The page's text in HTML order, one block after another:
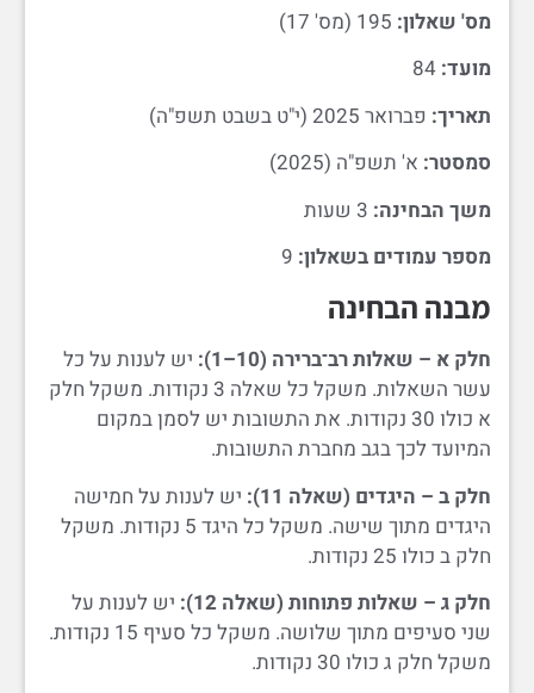
מס' שאלון:
מועד:
תאריך: פברואר 2025 (י"ט בשבט תשפ"ה)
סמסטר: א' תשפ"ה (2025)
משך הבחינה:
מספר עמודים בשאלון:
מבנה הבחינה
חלק א – שאלות רב־ברירה (10–1):
יש לענות על כל
עשר השאלות. משקל כל שאלה 3 נקודות. משקל חלק
א כולו 30 נקודות. את התשובות יש לסמן במקום
המיועד לכך בגב מחברת התשובות.
חלק ב – היגדים (שאלה 11):
יש לענות על חמישה
היגדים מתוך שישה. משקל כל היגד 5 נקודות. משקל
חלק ב כולו 25 נקודות.
חלק ג – שאלות פתוחות (שאלה 12):
יש לענות על
שני סעיפים מתוך שלושה. משקל כל סעיף 15 נקודות.
משקל חלק ג כולו 30 נקודות.